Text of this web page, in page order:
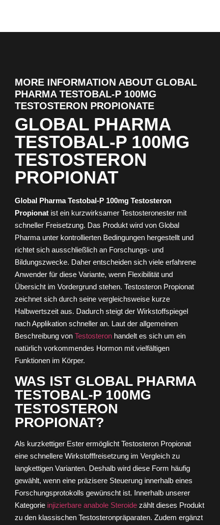
MORE INFORMATION ABOUT GLOBAL
PHARMA TESTOBAL-P 100MG
TESTOSTERON PROPIONATE
GLOBAL PHARMA
TESTOBAL-P 100MG
TESTOSTERON
PROPIONAT
Global Pharma Testobal-P 100mg Testosteron
Propionat ist ein kurzwirksamer Testosteronester mit
schneller Freisetzung. Das Produkt wird von Global
Pharma unter kontrollierten Bedingungen hergestellt und
richtet sich ausschließlich an Forschungs- und
Bildungszwecke. Daher entscheiden sich viele erfahrene
Anwender für diese Variante, wenn Flexibilität und
Übersicht im Vordergrund stehen. Testosteron Propionat
zeichnet sich durch seine vergleichsweise kurze
Halbwertszeit aus. Dadurch steigt der Wirkstoffspiegel
nach Applikation schneller an. Laut der allgemeinen
Beschreibung von Testosteron handelt es sich um ein
natürlich vorkommendes Hormon mit vielfältigen
Funktionen im Körper.
WAS IST GLOBAL PHARMA
TESTOBAL-P 100MG
TESTOSTERON
PROPIONAT?
Als kurzkettiger Ester ermöglicht Testosteron Propionat
eine schnellere Wirkstofffreisetzung im Vergleich zu
langkettigen Varianten. Deshalb wird diese Form häufig
gewählt, wenn eine präzisere Steuerung innerhalb eines
Forschungsprotokolls gewünscht ist. Innerhalb unserer
Kategorie injizierbare anabole Steroide zählt dieses Produkt
zu den klassischen Testosteronpräparaten. Zudem ergänzt